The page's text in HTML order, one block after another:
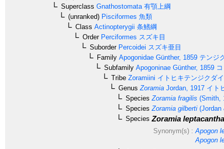
Superclass Gnathostomata 有顎上綱
(unranked) Pisciformes 魚類
Class Actinopterygii 条鰭綱
OrderPerciformes スズキ目
SuborderPercoidei スズキ亜目
Family Apogonidae Günther, 1859 テンジ
Subfamily Apogoninae Günther, 1859
Tribe Zoramiini イトヒキテンジクダ
Genus Zoramia Jordan, 1917 イト
Species Zoramia fragilis (Smith,
Species Zoramia gilberti (Jordan
Species Zoramia leptacantha
Synonym(s) : Apogon
Apogon